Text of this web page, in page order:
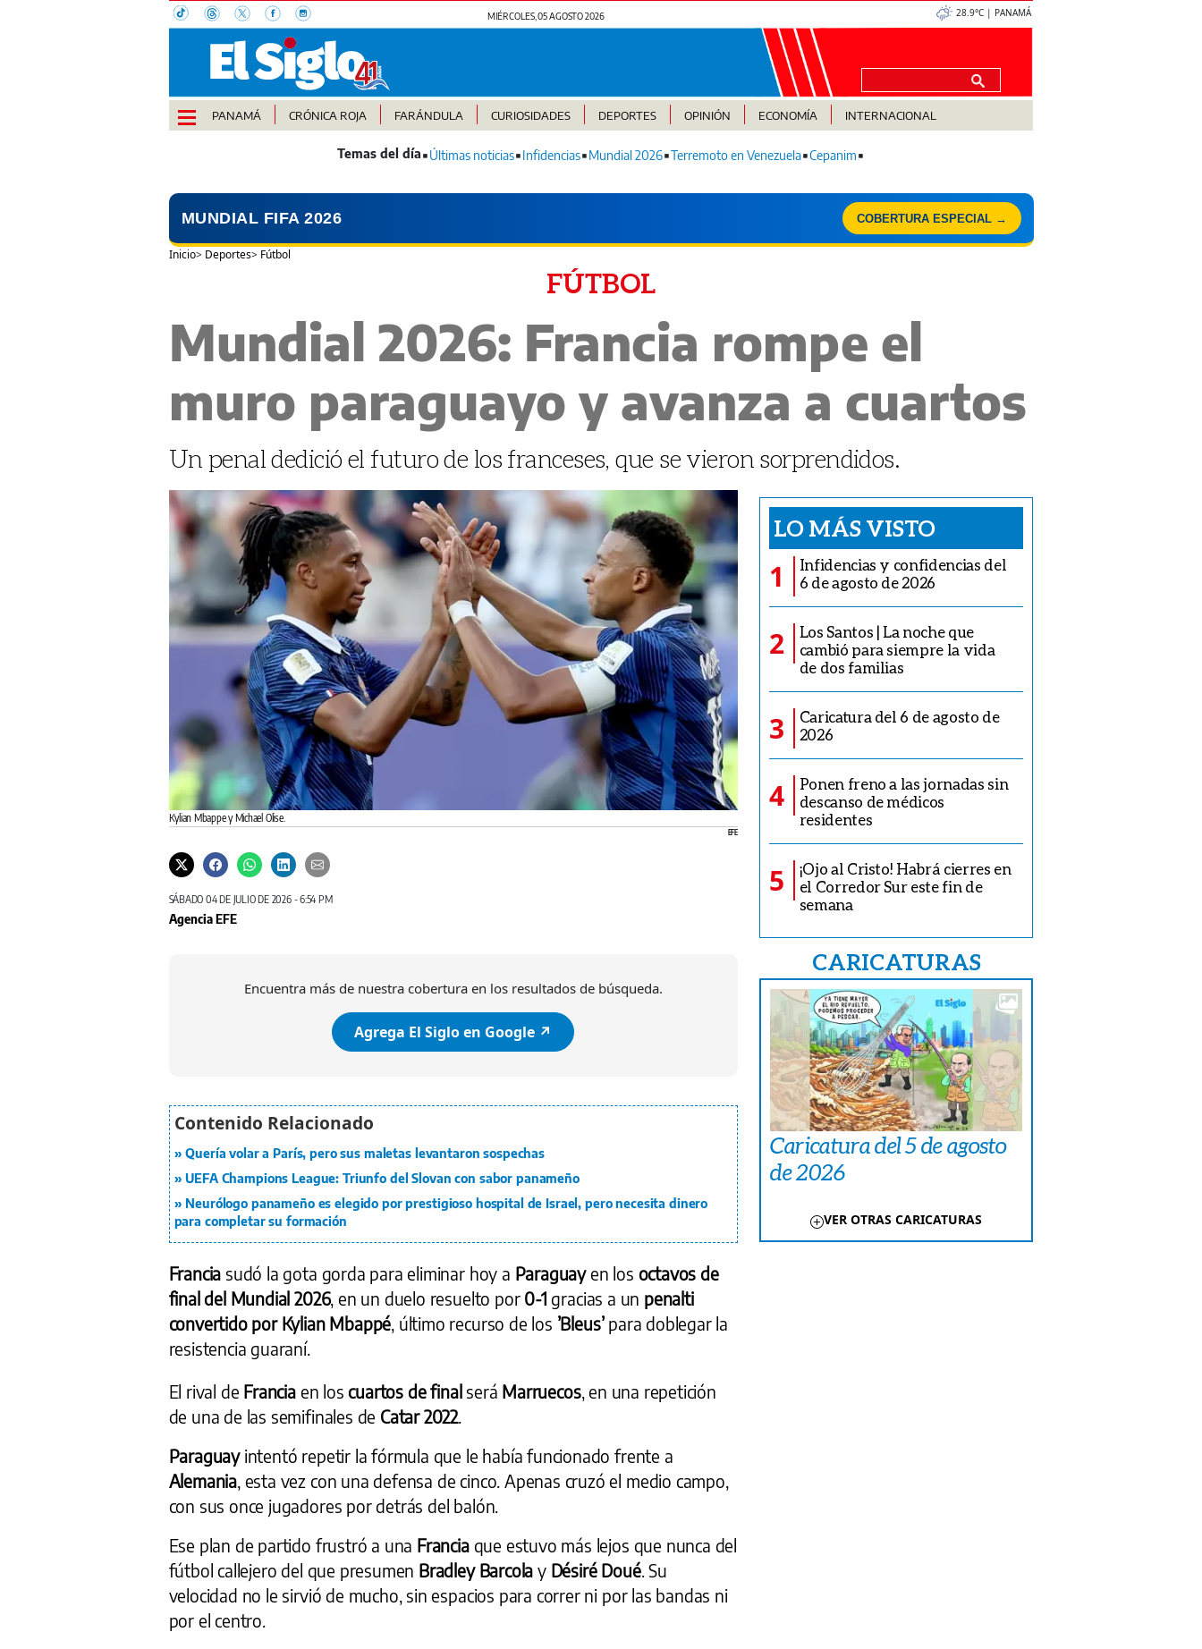
MIÉRCOLES, 05 AGOSTO 2026 28.9°C | PANAMÁ
PANAMÁ CRÓNICA ROJA FARÁNDULA CURIOSIDADES DEPORTES OPINIÓN ECONOMÍA INTERNACIONAL
Últimas noticias Infidencias Mundial 2026 Terremoto en Venezuela Cepanim
MUNDIAL FIFA 2026 COBERTURA ESPECIAL →
Inicio> Deportes> Fútbol
FÚTBOL
Mundial 2026: Francia rompe el
muro paraguayo y avanza a cuartos
Un penal dedició el futuro de los franceses, que se vieron sorprendidos.
Kylian Mbappe y Michael Olise.
EFE
SÁBADO 04 DE JULIO DE 2026 - 6:54 PM
Agencia EFE
Encuentra más de nuestra cobertura en los resultados de búsqueda.
Agrega El Siglo en Google ↗️
Quería volar a París, pero sus maletas levantaron sospechas
UEFA Champions League: Triunfo del Slovan con sabor panameño
Neurólogo panameño es elegido por prestigioso hospital de Israel, pero necesita dinero
para completar su formación
Francia sudó la gota gorda para eliminar hoy a Paraguayen los octavos de
final del Mundial 2026, en un duelo resuelto por 0-1 gracias a un penalti
convertido por Kylian Mbappé , último recurso de los ’Bleus’para doblegar la
resistencia guaraní.
El rival de Franciaen los cuartos de finalserá Marruecos, en una repetición
de una de las semifinales de Catar 2022
Paraguayintentó repetir la fórmula que le había funcionado frente a
Alemania, esta vez con una defensa de cinco. Apenas cruzó el medio campo,
con sus once jugadores por detrás del balón.
Ese plan de partido frustró a una Franciaque estuvo más lejos que nunca del
fútbol callejero del que presumen Bradley Barcola y Désiré Doué. Su
velocidad no le sirvió de mucho, sin espacios para correr ni por las bandas ni
por el centro.
LO MÁS VISTO
1
Infidencias y confidencias del
6 de agosto de 2026
2
Los Santos | La noche que
cambió para siempre la vida
de dos familias
3
Caricatura del 6 de agosto de
2026
4
Ponen freno a las jornadas sin
descanso de médicos
residentes
5
¡Ojo al Cristo! Habrá cierres en
el Corredor Sur este fin de
semana
CARICATURAS
Caricatura del 5 de agosto
de 2026
VER OTRAS CARICATURAS